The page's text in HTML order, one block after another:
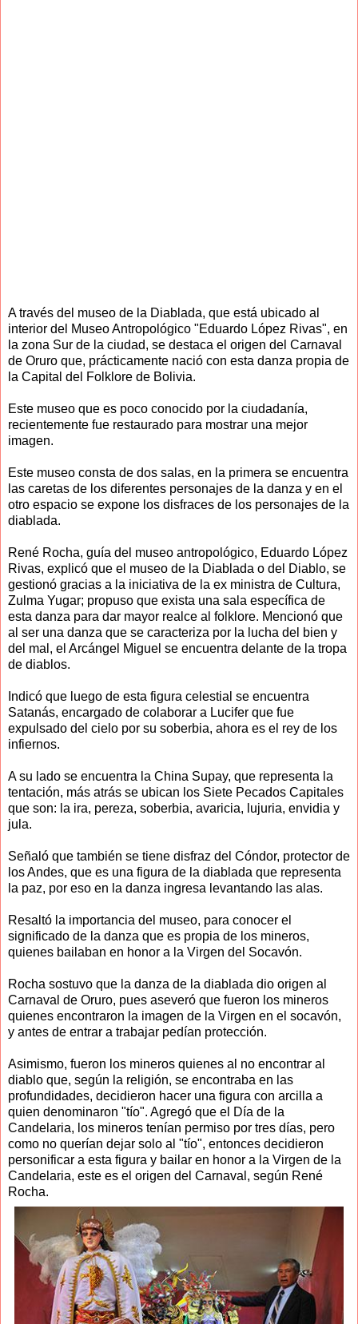
A través del museo de la Diablada, que está ubicado al
interior del Museo Antropológico "Eduardo López Rivas", en
la zona Sur de la ciudad, se destaca el origen del Carnaval
de Oruro que, prácticamente nació con esta danza propia de
la Capital del Folklore de Bolivia.
Este museo que es poco conocido por la ciudadanía,
recientemente fue restaurado para mostrar una mejor
imagen.
Este museo consta de dos salas, en la primera se encuentra
las caretas de los diferentes personajes de la danza y en el
otro espacio se expone los disfraces de los personajes de la
diablada.
René Rocha, guía del museo antropológico, Eduardo López
Rivas, explicó que el museo de la Diablada o del Diablo, se
gestionó gracias a la iniciativa de la ex ministra de Cultura,
Zulma Yugar; propuso que exista una sala específica de
esta danza para dar mayor realce al folklore. Mencionó que
al ser una danza que se caracteriza por la lucha del bien y
del mal, el Arcángel Miguel se encuentra delante de la tropa
de diablos.
Indicó que luego de esta figura celestial se encuentra
Satanás, encargado de colaborar a Lucifer que fue
expulsado del cielo por su soberbia, ahora es el rey de los
infiernos.
A su lado se encuentra la China Supay, que representa la
tentación, más atrás se ubican los Siete Pecados Capitales
que son: la ira, pereza, soberbia, avaricia, lujuria, envidia y
jula.
Señaló que también se tiene disfraz del Cóndor, protector de
los Andes, que es una figura de la diablada que representa
la paz, por eso en la danza ingresa levantando las alas.
Resaltó la importancia del museo, para conocer el
significado de la danza que es propia de los mineros,
quienes bailaban en honor a la Virgen del Socavón.
Rocha sostuvo que la danza de la diablada dio origen al
Carnaval de Oruro, pues aseveró que fueron los mineros
quienes encontraron la imagen de la Virgen en el socavón,
y antes de entrar a trabajar pedían protección.
Asimismo, fueron los mineros quienes al no encontrar al
diablo que, según la religión, se encontraba en las
profundidades, decidieron hacer una figura con arcilla a
quien denominaron "tío". Agregó que el Día de la
Candelaria, los mineros tenían permiso por tres días, pero
como no querían dejar solo al "tío", entonces decidieron
personificar a esta figura y bailar en honor a la Virgen de la
Candelaria, este es el origen del Carnaval, según René
Rocha.